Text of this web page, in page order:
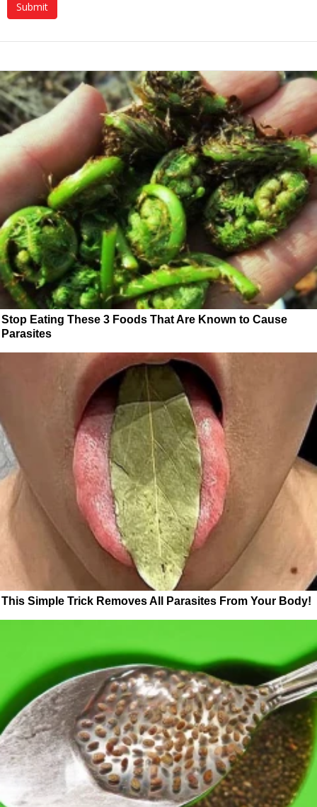
Stop Eating These 3 Foods That Are Known to Cause
Parasites
This Simple Trick Removes All Parasites From Your Body!